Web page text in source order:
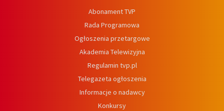
Abonament TVP
Rada Programowa
Ogłoszenia przetargowe
Akademia Telewizyjna
Regulamin tvp.pl
Telegazeta ogłoszenia
Informacje o nadawcy
Konkursy